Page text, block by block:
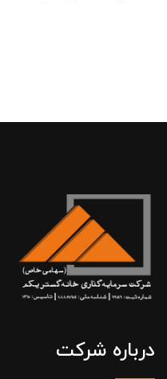
درباره شرکت